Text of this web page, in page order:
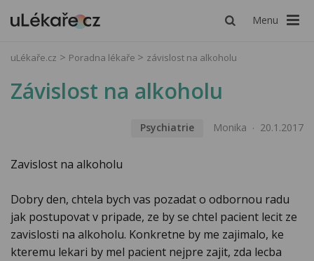
Menu
uLékaře.cz Poradna lékaře závislost na alkoholu
Závislost na alkoholu
Psychiatrie Monika 20.1.2017
Zavislost na alkoholu
Dobry den, chtela bych vas pozadat o odbornou radu
jak postupovat v pripade, ze by se chtel pacient lecit ze
zavislosti na alkoholu. Konkretne by me zajimalo, ke
kteremu lekari by mel pacient nejpre zajit, zda lecba